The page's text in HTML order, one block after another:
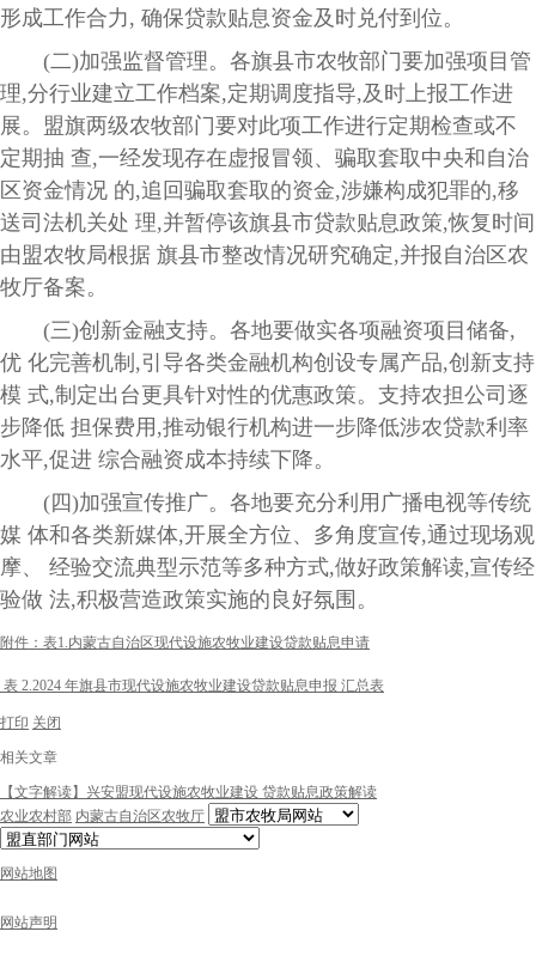
形成工作合力, 确保贷款贴息资金及时兑付到位。
(二)加强监督管理。各旗县市农牧部门要加强项目管
理,分行业建立工作档案,定期调度指导,及时上报工作进
展。盟旗两级农牧部门要对此项工作进行定期检查或不
定期抽 查,一经发现存在虚报冒领、骗取套取中央和自治
区资金情况 的,追回骗取套取的资金,涉嫌构成犯罪的,移
送司法机关处 理,并暂停该旗县市贷款贴息政策,恢复时间
由盟农牧局根据 旗县市整改情况研究确定,并报自治区农
牧厅备案。
(三)创新金融支持。各地要做实各项融资项目储备,
优 化完善机制,引导各类金融机构创设专属产品,创新支持
模 式,制定出台更具针对性的优惠政策。支持农担公司逐
步降低 担保费用,推动银行机构进一步降低涉农贷款利率
水平,促进 综合融资成本持续下降。
(四)加强宣传推广。各地要充分利用广播电视等传统
媒 体和各类新媒体,开展全方位、多角度宣传,通过现场观
摩、 经验交流典型示范等多种方式,做好政策解读,宣传经
验做 法,积极营造政策实施的良好氛围。
附件：表1.内蒙古自治区现代设施农牧业建设贷款贴息申请
表 2.2024 年旗县市现代设施农牧业建设贷款贴息申报 汇总表
打印 关闭
相关文章
【文字解读】兴安盟现代设施农牧业建设 贷款贴息政策解读
农业农村部 内蒙古自治区农牧厅
网站地图
网站声明